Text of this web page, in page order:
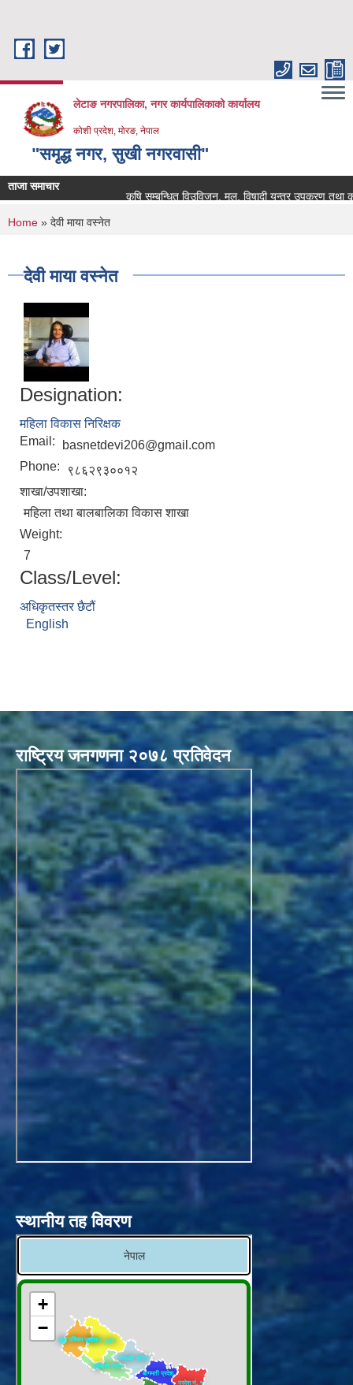
लेटाङ नगरपालिका, नगर कार्यपालिकाको कार्यालय
कोशी प्रदेश, मोरङ, नेपाल
"समृद्ध नगर, सुखी नगरवासी"
ताजा समाचार
कृषि सम्बन्धित विउविजन, मल, विषादी यन्त्र उपकरण तथा कृषि
You are here
Home » देवी माया वस्नेत
देवी माया वस्नेत
Designation:
महिला विकास निरिक्षक
Email:
basnetdevi206@gmail.com
Phone:
९८६२९३००१२
शाखा/उपशाखा:
महिला तथा बालबालिका विकास शाखा
Weight:
7
Class/Level:
अधिकृतस्तर छैटौं
English
राष्ट्रिय जनगणना २०७८ प्रतिवेदन
स्थानीय तह विवरण